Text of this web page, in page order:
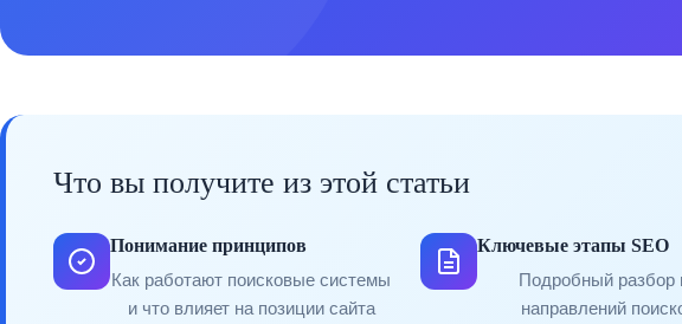
Что вы получите из этой статьи
Понимание принципов
Как работают поисковые системы
и что влияет на позиции сайта
Ключевые этапы SEO
Подробный разбор
направлений